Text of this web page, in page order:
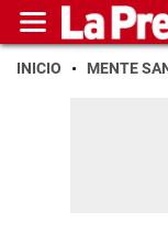
INICIO MENTE